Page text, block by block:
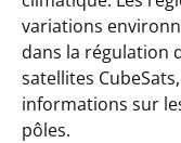
variations
dans la régulation
satellites
informations sur
pôles.